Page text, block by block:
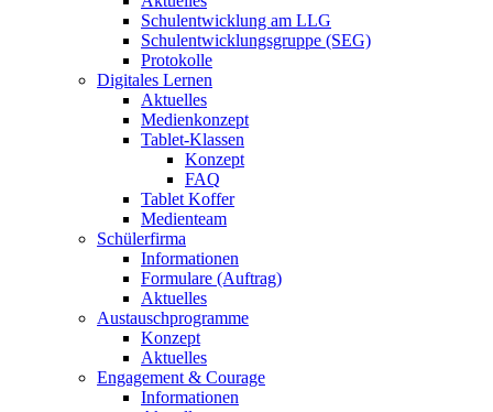
Schulentwicklung am LLG
Schulentwicklungsgruppe (SEG)
Protokolle
Digitales Lernen
Aktuelles
Medienkonzept
Tablet-Klassen
Konzept
FAQ
Tablet Koffer
Medienteam
Schülerfirma
Informationen
Formulare (Auftrag)
Aktuelles
Austauschprogramme
Konzept
Aktuelles
Engagement & Courage
Informationen